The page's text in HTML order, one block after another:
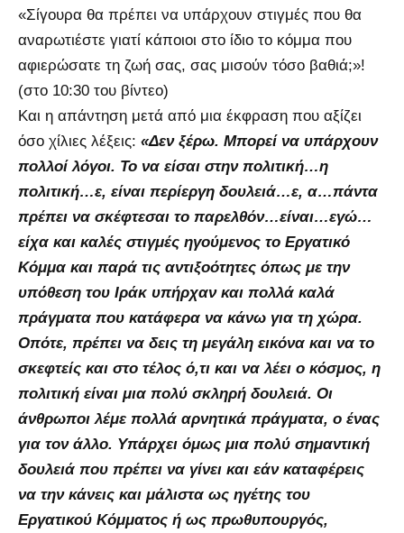
«Σίγουρα θα πρέπει να υπάρχουν στιγμές που θα
αναρωτιέστε γιατί κάποιοι στο ίδιο το κόμμα που
αφιερώσατε τη ζωή σας, σας μισούν τόσο βαθιά;»!
(στο 10:30 του βίντεο)
Και η απάντηση μετά από μια έκφραση που αξίζει
όσο χίλιες λέξεις: «Δεν ξέρω. Μπορεί να υπάρχουν
πολλοί λόγοι. Το να είσαι στην πολιτική…η
πολιτική…ε, είναι περίεργη δουλειά…ε, α…πάντα
πρέπει να σκέφτεσαι το παρελθόν…είναι…εγώ…
είχα και καλές στιγμές ηγούμενος το Εργατικό
Κόμμα και παρά τις αντιξοότητες όπως με την
υπόθεση του Ιράκ υπήρχαν και πολλά καλά
πράγματα που κατάφερα να κάνω για τη χώρα.
Οπότε, πρέπει να δεις τη μεγάλη εικόνα και να το
σκεφτείς και στο τέλος ό,τι και να λέει ο κόσμος, η
πολιτική είναι μια πολύ σκληρή δουλειά. Οι
άνθρωποι λέμε πολλά αρνητικά πράγματα, ο ένας
για τον άλλο. Υπάρχει όμως μια πολύ σημαντική
δουλειά που πρέπει να γίνει και εάν καταφέρεις
να την κάνεις και μάλιστα ως ηγέτης του
Εργατικού Κόμματος ή ως πρωθυπουργός,